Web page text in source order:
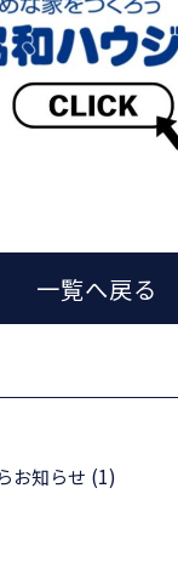
一覧へ戻る
お知らせ (1)